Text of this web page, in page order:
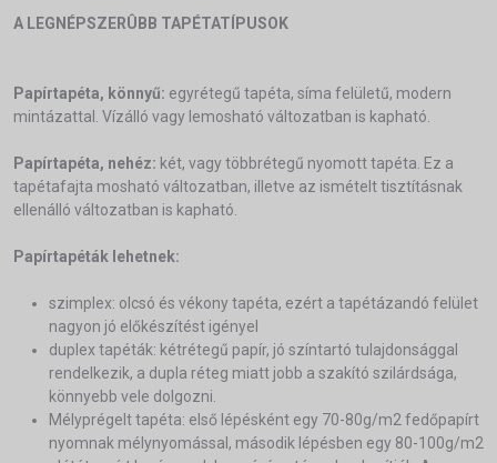
A LEGNÉPSZERÛBB TAPÉTATÍPUSOK
Papírtapéta, könnyű: egyrétegű tapéta, síma felületű, modern
mintázattal. Vízálló vagy lemosható változatban is kapható.
Papírtapéta, nehéz: két, vagy többrétegű nyomott tapéta. Ez a
tapétafajta mosható változatban, illetve az ismételt tisztításnak
ellenálló változatban is kapható.
Papírtapéták lehetnek:
szimplex: olcsó és vékony tapéta, ezért a tapétázandó felület
nagyon jó előkészítést igényel
duplex tapéták: kétrétegű papír, jó színtartó tulajdonsággal
rendelkezik, a dupla réteg miatt jobb a szakító szilárdsága,
könnyebb vele dolgozni.
Mélyprégelt tapéta: első lépésként egy 70-80g/m2 fedőpapírt
nyomnak mélynyomással, második lépésben egy 80-100g/m2